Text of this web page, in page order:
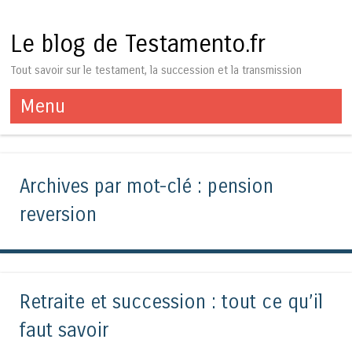
Le blog de Testamento.fr
Tout savoir sur le testament, la succession et la transmission
Menu
Aller au contenu
Archives par mot-clé : pension
reversion
Retraite et succession : tout ce qu’il
faut savoir